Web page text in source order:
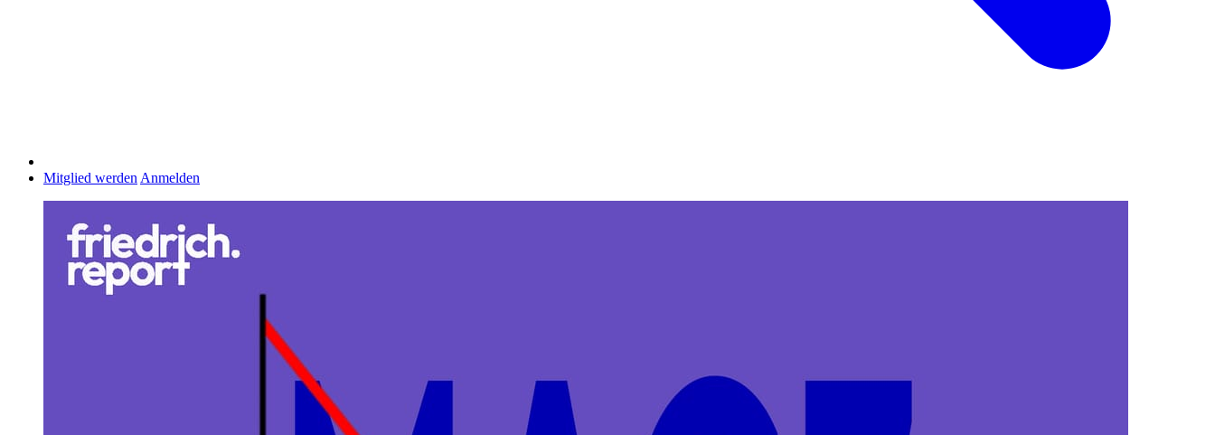
Mitglied werden Anmelden